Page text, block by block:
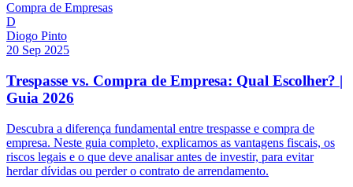
Compra de Empresas
D
Diogo Pinto
20 Sep 2025
Trespasse vs. Compra de Empresa: Qual Escolher? |
Guia 2026
Descubra a diferença fundamental entre trespasse e compra de
empresa. Neste guia completo, explicamos as vantagens fiscais, os
riscos legais e o que deve analisar antes de investir, para evitar
herdar dívidas ou perder o contrato de arrendamento.